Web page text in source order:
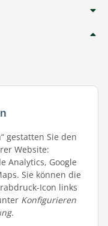
gestatten Sie den
Website:
Analytics, Google
Sie können die
Icon links
Konfigurieren
.